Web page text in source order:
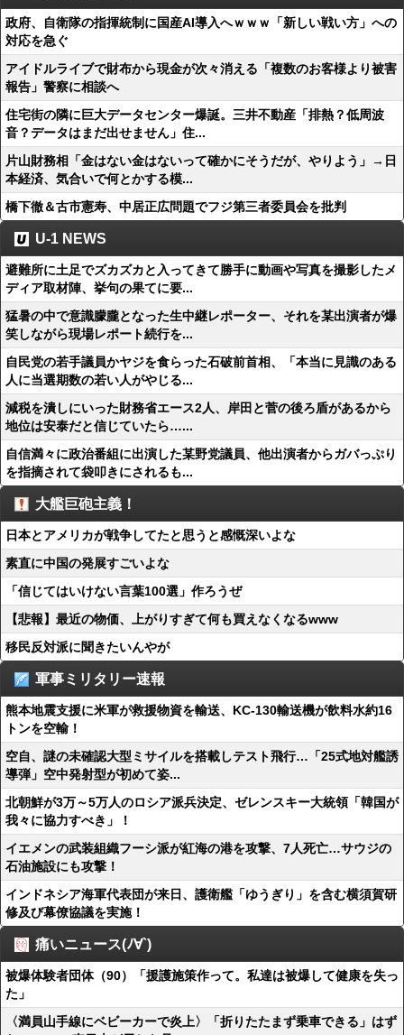
政府、自衛隊の指揮統制に国産AI導入へｗｗｗ「新しい戦い方」への
対応を急ぐ
アイドルライブで財布から現金が次々消える「複数のお客様より被害
報告」警察に相談へ
住宅街の隣に巨大データセンター爆誕。三井不動産「排熱？低周波
音？データはまだ出せません」住...
片山財務相「金はない金はないって確かにそうだが、やりよう」→日
本経済、気合いで何とかする模...
橋下徹＆古市憲寿、中居正広問題でフジ第三者委員会を批判
U-1 NEWS
避難所に土足でズカズカと入ってきて勝手に動画や写真を撮影したメ
ディア取材陣、挙句の果てに要...
猛暑の中で意識朦朧となった生中継レポーター、それを某出演者が爆
笑しながら現場レポート続行を...
自民党の若手議員かヤジを食らった石破前首相、「本当に見識のある
人に当選期数の若い人がやじる...
減税を潰しにいった財務省エース2人、岸田と菅の後ろ盾があるから
地位は安泰だと信じていたら…...
自信満々に政治番組に出演した某野党議員、他出演者からガバっぷり
を指摘されて袋叩きにされるも...
大艦巨砲主義！
日本とアメリカが戦争してたと思うと感慨深いよな
素直に中国の発展すごいよな
「信じてはいけない言葉100選」作ろうぜ
【悲報】最近の物価、上がりすぎて何も買えなくなるwww
移民反対派に聞きたいんやが
軍事ミリタリー速報
熊本地震支援に米軍が救援物資を輸送、KC-130輸送機が飲料水約16
トンを空輸！
空自、謎の未確認大型ミサイルを搭載しテスト飛行…「25式地対艦誘
導弾」空中発射型が初めて姿...
北朝鮮が3万～5万人のロシア派兵決定、ゼレンスキー大統領「韓国が
我々に協力すべき」！
イエメンの武装組織フーシ派が紅海の港を攻撃、7人死亡…サウジの
石油施設にも攻撃！
インドネシア海軍代表団が来日、護衛艦「ゆうぎり」を含む横須賀研
修及び幕僚協議を実施！
痛いニュース(ﾉ∀`)
被爆体験者団体（90）「援護施策作って。私達は被爆して健康を失っ
た」
〈満員山手線にベビーカーで炎上〉「折りたたまず乗車できる」はず